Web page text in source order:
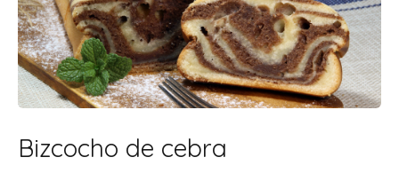
Bizcocho de cebra